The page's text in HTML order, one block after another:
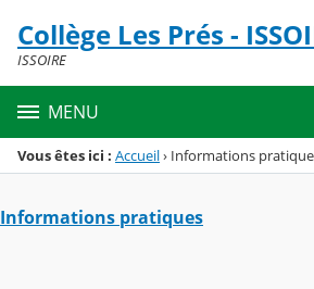
Menu de la rubrique
Contenu
Collège Les Prés -
ISSOIRE
MENU
Vous êtes ici : Accueil› Informations
Informations pratiques